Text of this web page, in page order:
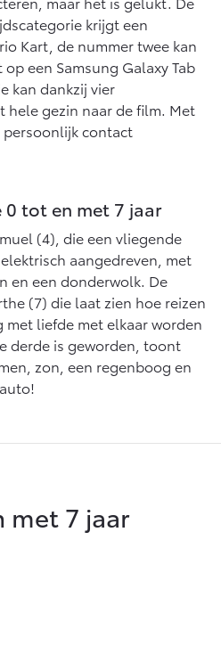
bZ4X Touring
BATTERIJ-ELEKTRISCH
Proace City (excl. BTW)
OOK ALS BATTERIJ-
ELEKTRISCH
krijgt een
Kart, de nummer twee kan
een Samsung Galaxy Tab
kan dankzij vier
hele gezin naar de film. Met
contact
tot en met 7 jaar
(4), die een vliegende
aangedreven, met
en een donderwolk. De
(7) die laat zien hoe reizen
met liefde met elkaar worden
derde is geworden, toont
zon, een regenboog en
met 7 jaar